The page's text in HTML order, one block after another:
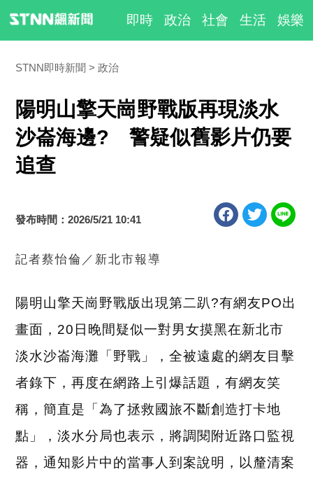
即時 政治 社會 生活 娛樂
STNN即時新聞 政治
陽明山擎天崗野戰版再現淡水
沙崙海邊? 警疑似舊影片仍要
追查
發布時間：2026/5/21 10:41
記者蔡怡倫／新北市報導
陽明山擎天崗野戰版出現第二趴?有網友PO出
畫面，20日晚間疑似一對男女摸黑在新北市
淡水沙崙海灘「野戰」，全被遠處的網友目擊
者錄下，再度在網路上引爆話題，有網友笑
稱，簡直是「為了拯救國旅不斷創造打卡地
點」，淡水分局也表示，將調閱附近路口監視
器，通知影片中的當事人到案說明，以釐清案